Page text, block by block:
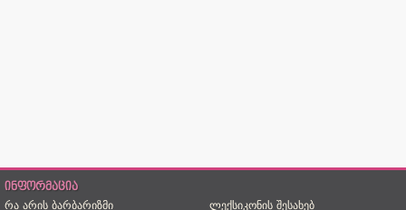
ინფორმაცია
რა არის ბარბარიზმი
ლექსიკონის შესახებ